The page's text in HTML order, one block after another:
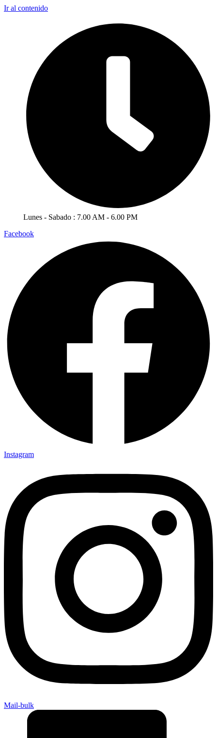
Ir al contenido
Lunes - Sabado : 7.00 AM - 6.00 PM
Facebook
Instagram
Mail-bulk